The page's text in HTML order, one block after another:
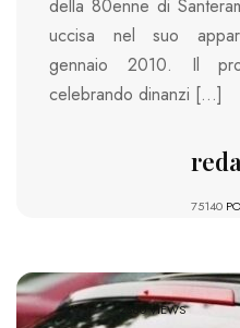
della 80enne di
uccisa nel suo
gennaio 2010. Il
celebrando dinanzi […]
75140
2380 VIEWS